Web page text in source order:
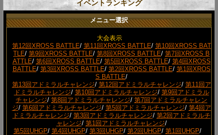
イベントランキング
メニュー選択
大会表示
第12回XROSS BATTLE/ 第11回XROSS BATTLE/ 第10回XROSS BAT
TLE/ 第9回XROSS BATTLE/ 第8回XROSS BATTLE/ 第7回XROSS B
ATTLE/ 第6回XROSS BATTLE/ 第5回XROSS BATTLE/ 第4回XROSS
BATTLE/ 第3回XROSS BATTLE/ 第2回XROSS BATTLE/ 第1回XROS
S BATTLE/
第13回アドミラルチャレンジ/ 第12回アドミラルチャレンジ/ 第11回ア
ドミラルチャレンジ/ 第10回アドミラルチャレンジ/ 第9回アドミラル
チャレンジ/ 第8回アドミラルチャレンジ/ 第7回アドミラルチャレン
ジ/ 第6回アドミラルチャレンジ/ 第5回アドミラルチャレンジ/ 第4回ア
ドミラルチャレンジ/ 第3回アドミラルチャレンジ/ 第2回アドミラルチ
ャレンジ/ 第1回アドミラルチャレンジ/
第5回UHGP/ 第4回UHGP/ 第3回UHGP/ 第2回UHGP/ 第1回UHGP/